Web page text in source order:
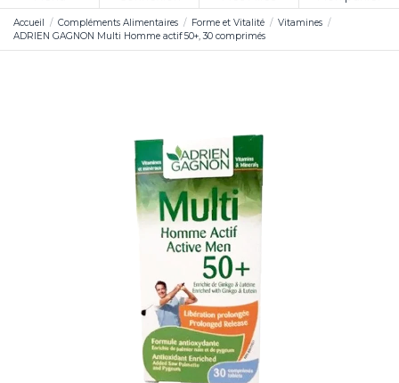
Accueil Compléments Alimentaires Forme et Vitalité
Vitamines
ADRIEN GAGNON Multi Homme actif 50+, 30 comprimés